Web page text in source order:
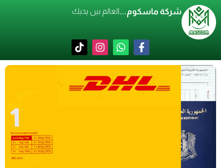
شركة ماسكوم...العالم بين يديك